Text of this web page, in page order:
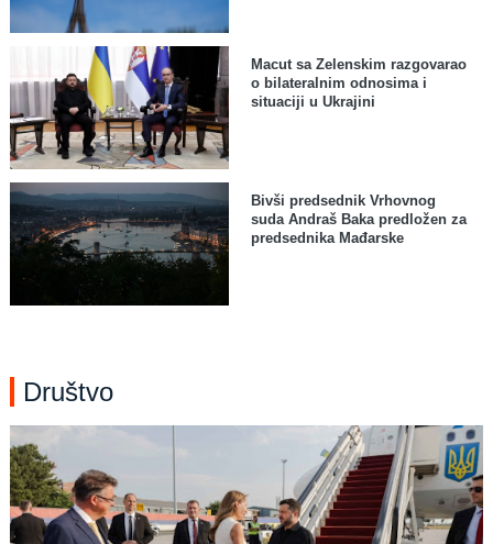
Macut sa Zelenskim razgovarao
o bilateralnim odnosima i
situaciji u Ukrajini
Bivši predsednik Vrhovnog
suda Andraš Baka predložen za
predsednika Mađarske
Društvo